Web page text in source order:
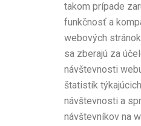
takom prípade
funkčnosť a
webových
sa zberajú za
návštevnosti
štatistík
návštevnosti a
návštevníkov na